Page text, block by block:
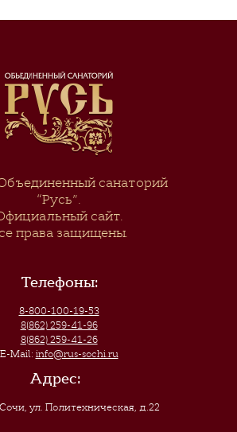
санаторий
“Русь”.
сайт.
права защищены.
Телефоны:
8-800-100-19-53
8(862) 259-41-96
8(862) 259-41-26
E-Mail: info@rus-sochi.ru
Адрес:
,ул. Политехническая, д.22